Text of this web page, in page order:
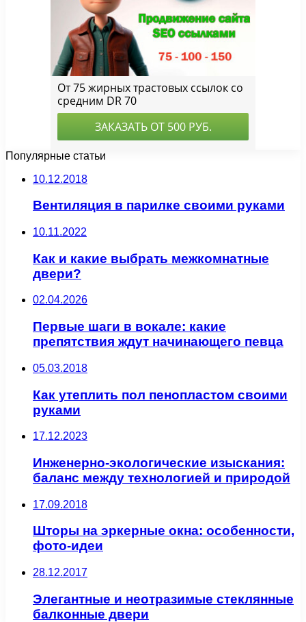
Популярные статьи
10.12.2018
Вентиляция в парилке своими руками
10.11.2022
Как и какие выбрать межкомнатные
двери?
02.04.2026
Первые шаги в вокале: какие
препятствия ждут начинающего певца
05.03.2018
Как утеплить пол пенопластом своими
руками
17.12.2023
Инженерно-экологические изыскания:
баланс между технологией и природой
17.09.2018
Шторы на эркерные окна: особенности,
фото-идеи
28.12.2017
Элегантные и неотразимые стеклянные
балконные двери